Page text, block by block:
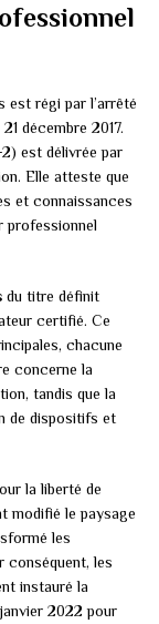
est régi par l’arrêté
décembre 2017.
est délivrée par
Elle atteste que
et connaissances
professionnel
du titre définit
certifié. Ce
chacune
concerne la
tandis que la
de dispositifs et
la liberté de
modifié le paysage
les
conséquent, les
instauré la
2022 pour